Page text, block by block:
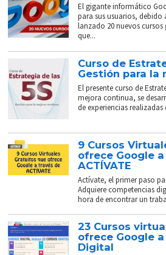
El gigante informático
para sus usuarios,
lanzado 20 nuevos
que...
Curso de
Gestión para la
El presente curso de
mejora continua, se
de experiencias realizadas
9 Cursos
ofrece Google
ACTÍVATE
Actívate, el primer paso
Adquiere competencias
hora de encontrar un
23 Cursos
ofrece Google
Digital